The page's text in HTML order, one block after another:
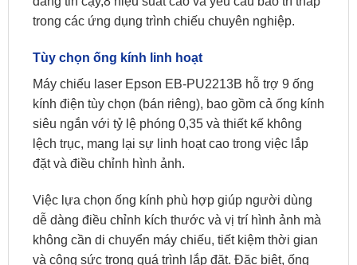
trong các ứng dụng trình chiếu chuyên nghiệp.
Tùy chọn ống kính linh hoạt
Máy chiếu laser Epson EB-PU2213B hỗ trợ 9 ống
kính điện tùy chọn (bán riêng), bao gồm cả ống kính
siêu ngắn với tỷ lệ phóng 0,35 và thiết kế không
lệch trục, mang lại sự linh hoạt cao trong việc lắp
đặt và điều chỉnh hình ảnh.
Việc lựa chọn ống kính phù hợp giúp người dùng
dễ dàng điều chỉnh kích thước và vị trí hình ảnh mà
không cần di chuyển máy chiếu, tiết kiệm thời gian
và công sức trong quá trình lắp đặt. Đặc biệt, ống